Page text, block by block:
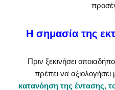
Η σημασία της
Πριν ξεκινήσει
πρέπει να αξιολογήσει
κατανόηση της έντασης,